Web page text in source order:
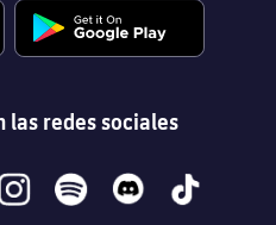
las redes sociales
spotify discord tiktok